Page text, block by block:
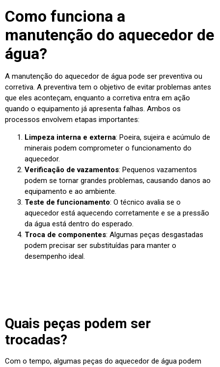
Como funciona a
manutenção do aquecedor de
água?
A manutenção do aquecedor de água pode ser preventiva ou
corretiva. A preventiva tem o objetivo de evitar problemas antes
que eles aconteçam, enquanto a corretiva entra em ação
quando o equipamento já apresenta falhas. Ambos os
processos envolvem etapas importantes:
Limpeza interna e externa: Poeira, sujeira e acúmulo de
minerais podem comprometer o funcionamento do
aquecedor.
Verificação de vazamentos: Pequenos vazamentos
podem se tornar grandes problemas, causando danos ao
equipamento e ao ambiente.
Teste de funcionamento: O técnico avalia se o
aquecedor está aquecendo corretamente e se a pressão
da água está dentro do esperado.
Troca de componentes: Algumas peças desgastadas
podem precisar ser substituídas para manter o
desempenho ideal.
Quais peças podem ser
trocadas?
Com o tempo, algumas peças do aquecedor de água podem